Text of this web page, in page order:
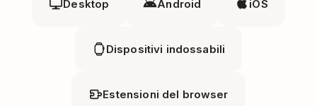
Desktop Android iOS
Dispositivi indossabili
Estensioni del browser